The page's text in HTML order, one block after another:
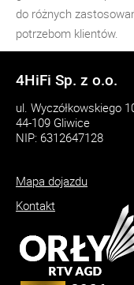
do różnych
potrzebom klientów.
4HiFi Sp. z o.o.
ul. Wyczółkowskiego
44-109 Gliwice
NIP: 6312647128
Mapa dojazdu
Kontakt